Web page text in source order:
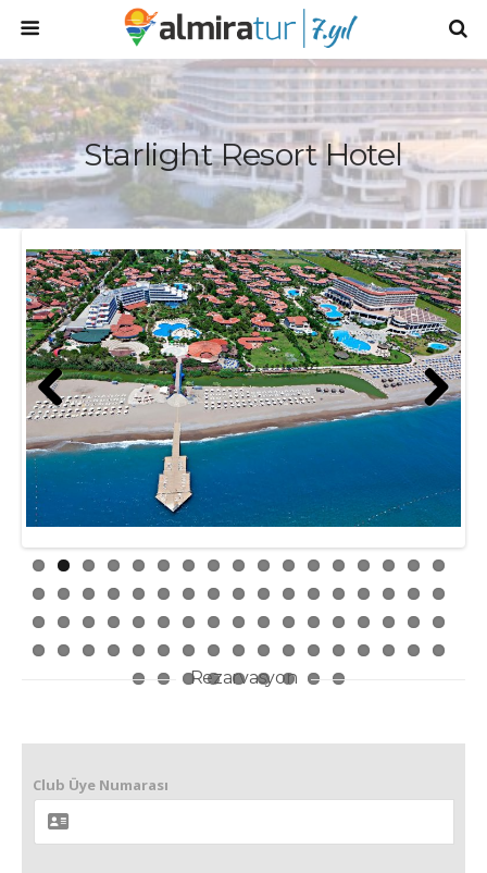
Starlight Resort Hotel
Prev
ious
Rezarvasyon
Club Üye Numarası